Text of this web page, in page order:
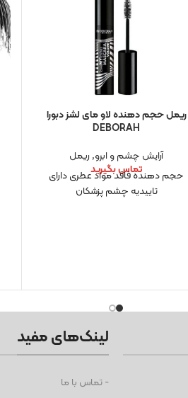
ریمل حجم دهنده لاو مای لشز دبورا
DEBORAH
آرایش چشم و ابرو, ریمل
تماس بگیرید
حجم دهنده فاقد مواد عطری دارای
تاییدیه چشم پزشکان
لینک‌های مفید
- تماس با ما